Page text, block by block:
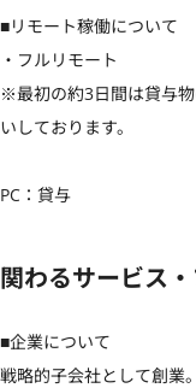
■リモート稼働について
・フルリモート
※最初の約3日間は貸与
いしております。
PC：貸与
関わるサービス
■企業について
戦略的子会社として創業。